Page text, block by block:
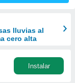
lluvias al
cero alta
Instalar